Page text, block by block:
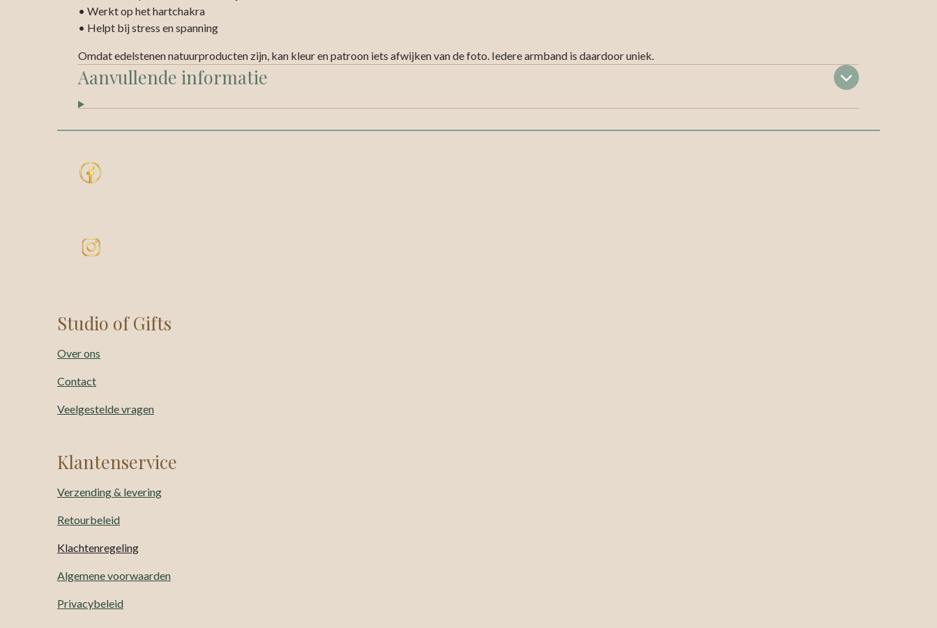
• Werkt op het hartchakra
• Helpt bij stress en spanning
Omdat edelstenen natuurproducten zijn, kan kleur en patroon iets afwijken van de foto. Iedere armband is daardoor uniek.
Aanvullende informatie
Studio of Gifts
Over ons
Contact
Veelgestelde vragen
Klantenservice
Verzending & levering
Retourbeleid
Klachtenregeling
Algemene voorwaarden
Privacybeleid